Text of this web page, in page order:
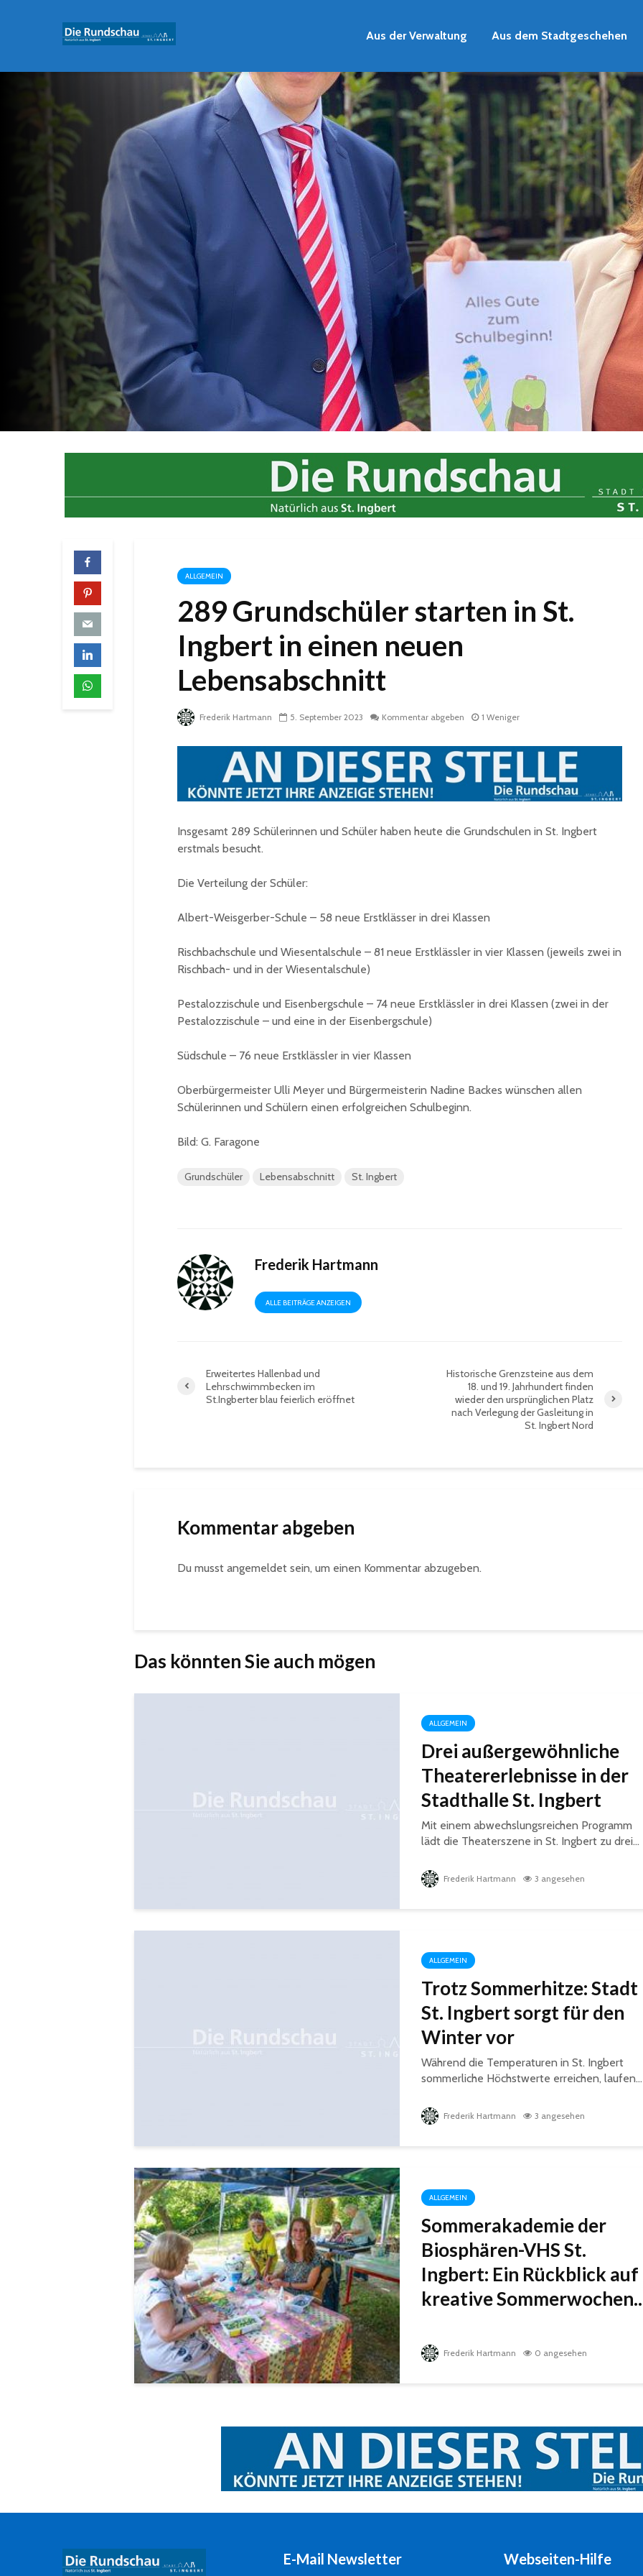
Aus der Verwaltung Aus dem Stadtgeschehen
ALLGEMEIN
289 Grundschüler starten in St.
Ingbert in einen neuen
Lebensabschnitt
Frederik Hartmann 5. September 2023 Kommentar abgeben 1 Weniger
Insgesamt 289 Schülerinnen und Schüler haben heute die Grundschulen in St. Ingbert
erstmals besucht.
Die Verteilung der Schüler:
Albert-Weisgerber-Schule – 58 neue Erstklässer in drei Klassen
Rischbachschule und Wiesentalschule – 81 neue Erstklässler in vier Klassen (jeweils zwei in
Rischbach- und in der Wiesentalschule)
Pestalozzischule und Eisenbergschule – 74 neue Erstklässler in drei Klassen (zwei in der
Pestalozzischule – und eine in der Eisenbergschule)
Südschule – 76 neue Erstklässler in vier Klassen
Oberbürgermeister Ulli Meyer und Bürgermeisterin Nadine Backes wünschen allen
Schülerinnen und Schülern einen erfolgreichen Schulbeginn.
Bild: G. Faragone
Grundschüler Lebensabschnitt St. Ingbert
Frederik Hartmann
ALLE BEITRÄGE ANZEIGEN
Erweitertes Hallenbad und
Lehrschwimmbecken im
St.Ingberter blau feierlich eröffnet
Historische Grenzsteine aus dem
18. und 19. Jahrhundert finden
wieder den ursprünglichen Platz
nach Verlegung der Gasleitung in
St. Ingbert Nord
Kommentar abgeben
Du musst angemeldet sein, um einen Kommentar abzugeben.
Das könnten Sie auch mögen
ALLGEMEIN
Drei außergewöhnliche
Theatererlebnisse in der
Stadthalle St. Ingbert
Mit einem abwechslungsreichen Programm
lädt die Theaterszene in St. Ingbert zu drei...
Frederik Hartmann 3 angesehen
ALLGEMEIN
Trotz Sommerhitze: Stadt
St. Ingbert sorgt für den
Winter vor
Während die Temperaturen in St. Ingbert
sommerliche Höchstwerte erreichen, laufen...
Frederik Hartmann 3 angesehen
ALLGEMEIN
Sommerakademie der
Biosphären-VHS St.
Ingbert: Ein Rückblick auf
kreative
Frederik Hartmann 0 angesehen
Historische
dem Nachlass von Dr.
expandiert in St.
Gebäude
90 Jahre
Stadt
E-Mail Newsletter Webseiten-Hilfe